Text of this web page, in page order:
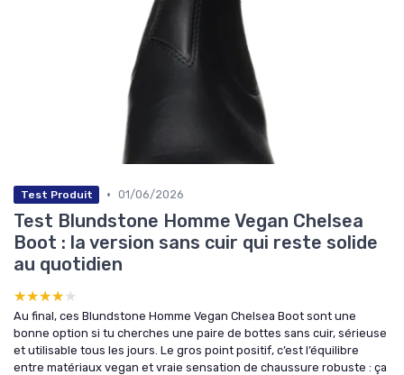
Test Produit • 01/06/2026
Test Blundstone Homme Vegan Chelsea
Boot : la version sans cuir qui reste solide
au quotidien
★★★★★
★★★★★
Au final, ces Blundstone Homme Vegan Chelsea Boot sont une
bonne option si tu cherches une paire de bottes sans cuir, sérieuse
et utilisable tous les jours. Le gros point positif, c’est l’équilibre
entre matériaux vegan et vraie sensation de chaussure robuste : ça